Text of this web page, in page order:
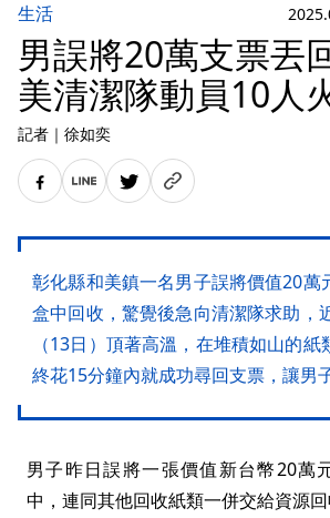
生活
男誤將20萬支票
美清潔隊動員10人
記者 ｜ 徐如奕
彰化縣和美鎮一名男子誤將價值20萬
盒中回收，驚覺後急向清潔隊求助，
（13日）頂著高溫，在堆積如山的
終花15分鐘內就成功尋回支票，讓男
男子昨日誤將一張價值新台幣20萬
中，連同其他回收紙類一併交給資源